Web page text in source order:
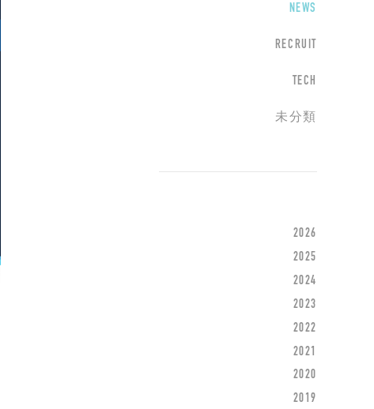
NEWS
RECRUIT
TECH
未分類
2026
2025
2024
2023
2022
2021
2020
2019